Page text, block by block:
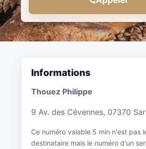
Informations
Thouez Philippe
9 Av. des Cévennes, 07370
Ce numéro valable 5 min n'est pas
destinataire mais le numéro d'un